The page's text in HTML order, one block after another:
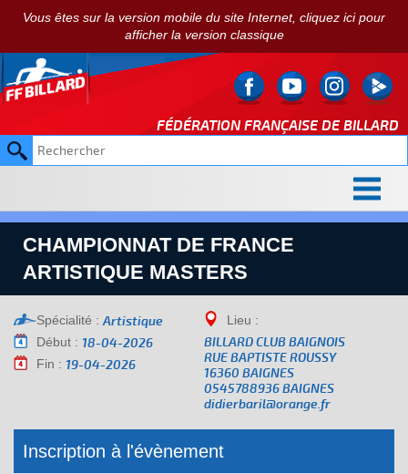
Vous êtes sur la version mobile du site Internet, cliquez ici pour
afficher la version classique
FÉDÉRATION FRANÇAISE DE BILLARD
CHAMPIONNAT DE FRANCE
ARTISTIQUE MASTERS
Spécialité : Artistique
Début : 18-04-2026
Fin : 19-04-2026
Lieu :
BILLARD CLUB BAIGNOIS
RUE BAPTISTE ROUSSY
16360 BAIGNES
0545788936 BAIGNES
didierbaril@orange.fr
Inscription à l'évènement